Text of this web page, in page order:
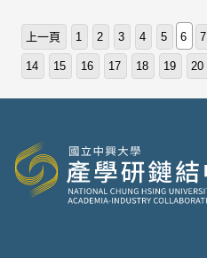
上一頁 1 2 3 4 5 6 7
14 15 16 17 18 19 20